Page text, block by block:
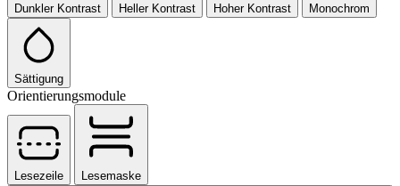
Dunkler Kontrast Heller Kontrast Hoher Kontrast Monochrom
Sättigung
Orientierungsmodule
Lesezeile
Lesemaske